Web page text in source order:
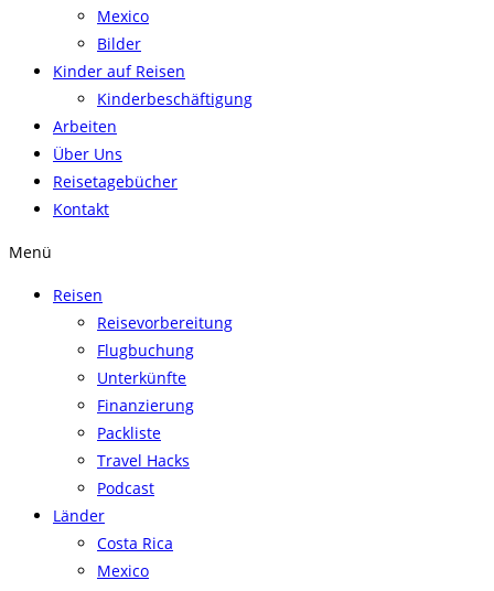
Mexico
Bilder
Kinder auf Reisen
Kinderbeschäftigung
Arbeiten
Über Uns
Reisetagebücher
Kontakt
Menü
Reisen
Reisevorbereitung
Flugbuchung
Unterkünfte
Finanzierung
Packliste
Travel Hacks
Podcast
Länder
Costa Rica
Mexico